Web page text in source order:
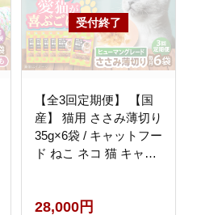
【全3回定期便】 【国
産】 猫用 ささみ薄切り
35g×6袋 / キャットフー
ド ねこ ネコ 猫 キャッ
ート [ACAM058]
28,000円